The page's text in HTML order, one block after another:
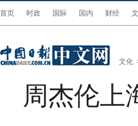
首页 时政 国际 国内 财经
文化
周杰伦上